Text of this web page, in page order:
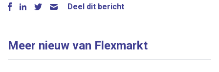
Deel dit bericht
Meer nieuw van Flexmarkt